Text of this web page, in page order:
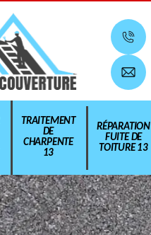
TRAITEMENT
DE
CHARPENTE
13
RÉPARATION
FUITE DE
TOITURE 13